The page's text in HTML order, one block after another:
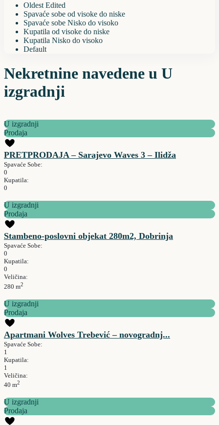
Oldest Edited
Spavaće sobe od visoke do niske
Spavaće sobe Nisko do visoko
Kupatila od visoke do niske
Kupatila Nisko do visoko
Default
Nekretnine navedene u U
izgradnji
U izgradnji
Prodaja
PRETPRODAJA – Sarajevo Waves 3 – Ilidža
Spavaće Sobe:
0
Kupatila:
0
U izgradnji
Prodaja
Stambeno-poslovni objekat 280m2, Dobrinja
Spavaće Sobe:
0
Kupatila:
0
Veličina:
280 m2
U izgradnji
Prodaja
Apartmani Wolves Trebević – novogradnj...
Spavaće Sobe:
1
Kupatila:
1
Veličina:
40 m2
U izgradnji
Prodaja